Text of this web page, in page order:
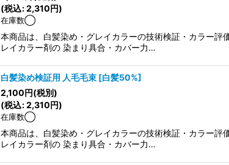
(税込:2,310円)
在庫数◯
本商品は、白髪染め・グレイカラーの技術検証・カラー
レイカラー剤の 染まり具合・カバー力…
白髪染め検証用 人毛毛束 [白髪50%]
2,100円(税別)
(税込:2,310円)
在庫数◯
本商品は、白髪染め・グレイカラーの技術検証・カラー
レイカラー剤の 染まり具合・カバー力…